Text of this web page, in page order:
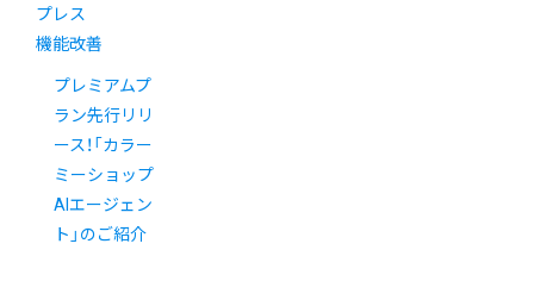
プレス
機能改善
プレミアムプ
ラン先行リリ
ース！「カラー
ミーショップ
AIエージェン
ト」のご紹介